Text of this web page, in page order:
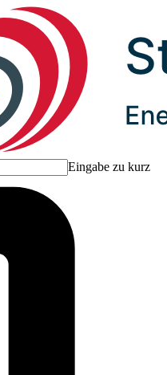
Eingabe zu kurz